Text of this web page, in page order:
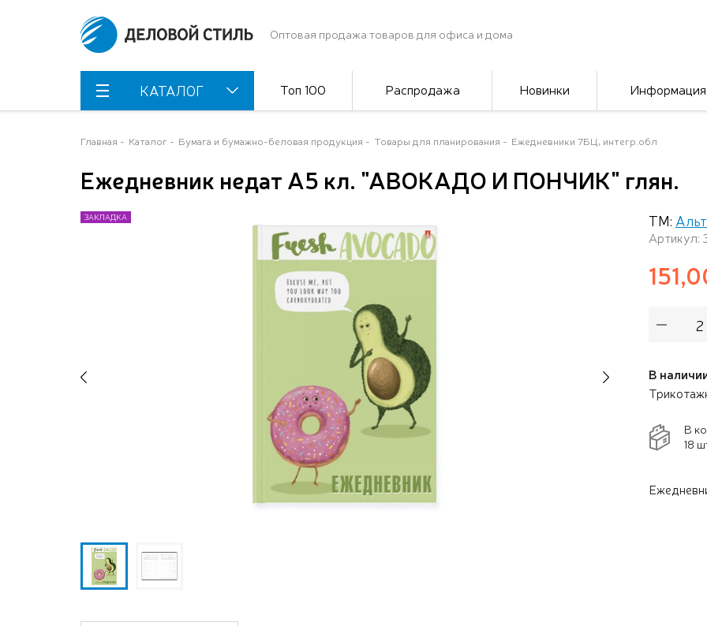
Оптовая продажа товаров для офиса и дома
КАТАЛОГ Топ 100 Распродажа Новинки Информация
Главная Каталог Бумага и бумажно-беловая продукция Товары для планирования Ежедневники 7БЦ, интегр.обл
Ежедневник недат А5 кл. "АВОКАДО И ПОНЧИК" глян.
ЗАКЛАДКА
ЗАКЛАДКА
ЗАКЛАДКА ТМ: Альт
В
В
18